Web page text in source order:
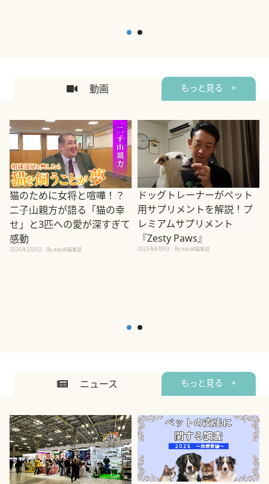
動画 もっと見る +
猫のために女将と喧嘩！？
二子山親方が語る「猫の幸
せ」と3匹への愛が深すぎて
感動
2026年2月4日 By equall編集部
ドッグトレーナーがペット
用サプリメントを解説！プ
レミアムサプリメント
『Zesty Paws』
2025年8月8日 By equall編集部
ニュース もっと見る +